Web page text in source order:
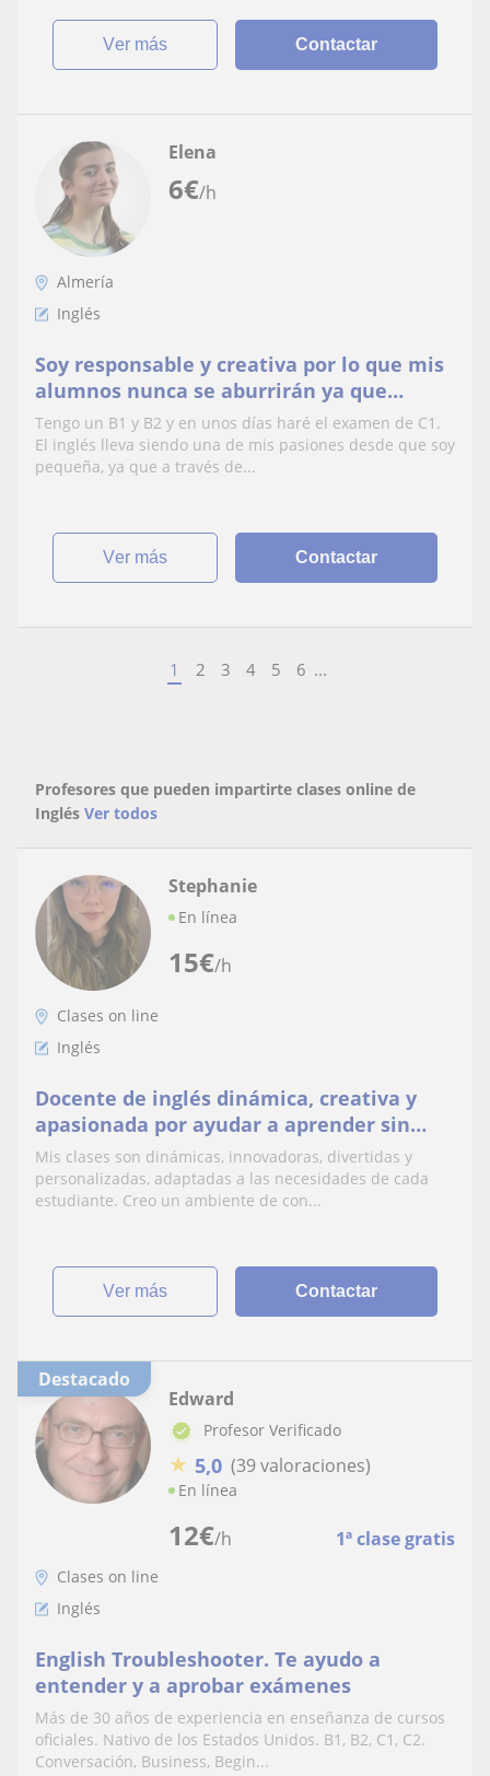
ver más Contactar
6€/h
Elena
Almería
Inglés
Soy responsable y creativa por lo que mis
alumnos nunca se aburrirán ya que
siempre estoy buscando nuevas formas
de enseñar.
Tengo un B1 y B2 y en unos días haré el examen de C1.
El inglés lleva siendo una de mis pasiones desde que soy
pequeña, ya que a través de...
ver más Contactar
1 2 3 4 5 6 ...
Profesores que pueden impartirte clases online de
Inglés Ver todos
15€/h
Stephanie
En línea
Clases on line
Inglés
Docente de inglés dinámica, creativa y
apasionada por ayudar a aprender sin
miedo ni frustración.
Mis clases son dinámicas, innovadoras, divertidas y
personalizadas, adaptadas a las necesidades de cada
estudiante. Creo un ambiente de con...
ver más Contactar
Destacado
12€/h 1ª clase gratis
Edward
Profesor Verificado
★ 5,0 (39 valoraciones)
En línea
Clases on line
Inglés
English Troubleshooter. Te ayudo a
entender y a aprobar exámenes
Más de 30 años de experiencia en enseñanza de cursos
oficiales. Nativo de los Estados Unidos. B1, B2, C1, C2.
Conversación, Business, Begin...